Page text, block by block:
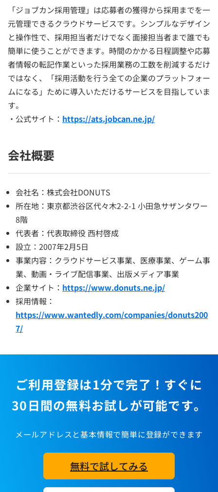
「ジョブカン採用管理」は応募者の獲得から採用までを一
元管理できるクラウドサービスです。シンプルなデザイン
と操作性で、採用担当者だけでなく面接担当者まで誰でも
簡単に使うことができます。時間のかかる日程調整や応募
者情報の転記作業といった採用業務の工数を削減するだけ
ではなく、「採用活動を行う全ての企業のプラットフォー
ムになる」ために導入いただけるサービスを目指していま
す。
・公式サイト： https://ats.jobcan.ne.jp/
会社概要
会社名：株式会社DONUTS
所在地：東京都渋谷区代々木2-2-1 小田急サザンタワー
8階
代表者：代表取締役 西村啓成
設立：2007年2月5日
事業内容：クラウドサービス事業、医療事業、ゲーム事
業、動画・ライブ配信事業、出版メディア事業
企業サイト： https://www.donuts.ne.jp/
採用情報：
https://www.wantedly.com/companies/donuts200
7/
ご利用登録は1分で完了！すぐに
30日間の無料お試しが可能です。
メールアドレスと基本情報で簡単に登録ができます
無料で試してみる